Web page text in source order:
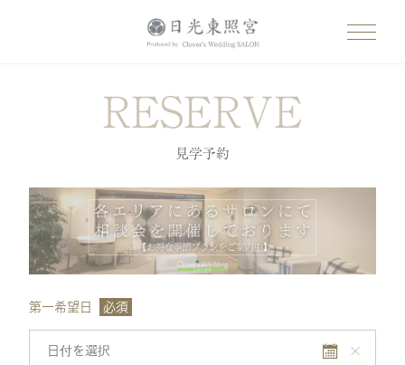
RESERVE
見学予約
第一希望日 必須